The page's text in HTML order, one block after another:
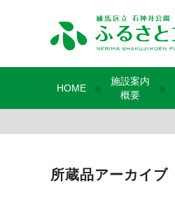
HOME
施設案内
概要
所蔵品アーカイブ